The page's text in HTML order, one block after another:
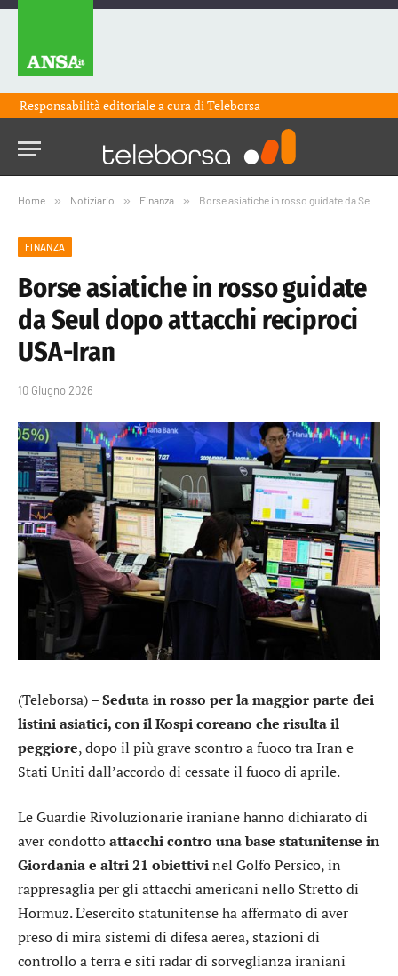
Responsabilità editoriale a cura diTeleborsa
Home » Notiziario » Finanza » Borse asiatiche in rosso guidate da Seul dopo attacchi reciproci USA-Iran
FINANZA
Borse asiatiche in rosso guidate
da Seul dopo attacchi reciproci
USA-Iran
10 Giugno 2026
(Teleborsa) –Seduta in rosso per la maggior parte dei
listini asiatici, con il Kospi coreano che risulta il
peggiore, dopo il più grave scontro a fuoco tra Iran e
Stati Uniti dall’accordo di cessate il fuoco di aprile.
Le Guardie Rivoluzionarie iraniane hanno dichiarato di
aver condottoattacchi contro una base statunitense in
Giordania e altri 21 obiettivinel Golfo Persico, in
rappresaglia per gli attacchi americani nello Stretto di
Hormuz. L’esercito statunitense ha affermato di aver
preso di mira sistemi di difesa aerea, stazioni di
controllo a terra e siti radar di sorveglianza iraniani